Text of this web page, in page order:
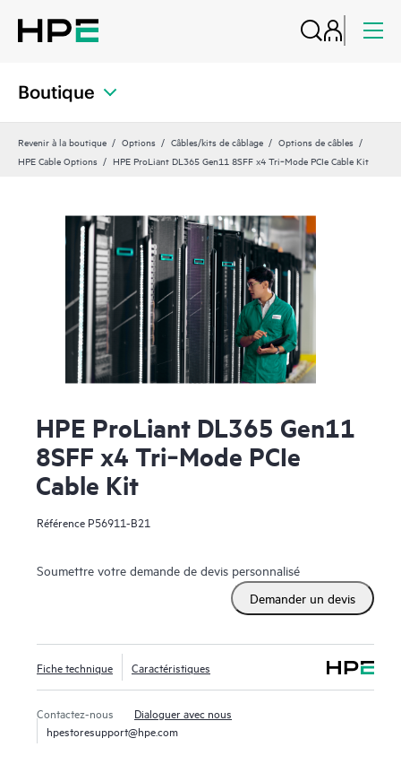
Boutique
Revenir à la boutique Options Câbles/kits de câblage
Options de câbles
HPE Cable Options
HPE ProLiant DL365 Gen11 8SFF x4 Tri‑Mode PCIe Cable Kit
HPE ProLiant DL365 Gen11
8SFF x4 Tri‑Mode PCIe
Cable Kit
Référence P56911-B21
Soumettre votre demande de devis personnalisé
Demander un devis
Fiche technique Caractéristiques
Contactez-nous
Dialoguer avec nous
hpestoresupport@hpe.com